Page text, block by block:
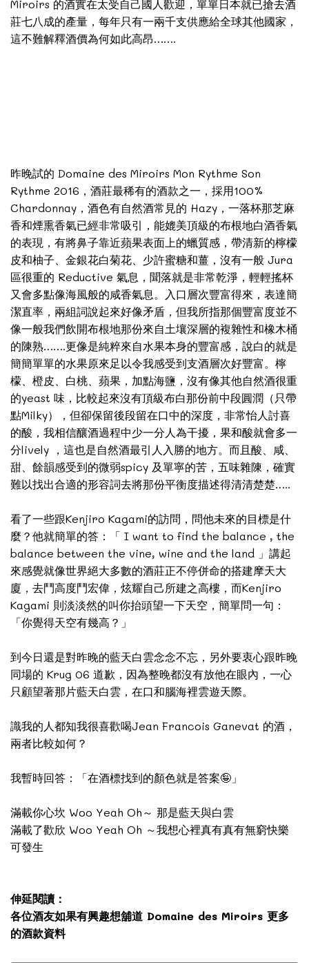
Miroirs 的酒實在太受自己國人歡迎，單單日本就已搶去酒
莊七八成的產量，每年只有一兩千支供應給全球其他國家，
這不難解釋酒價為何如此高昂…….
昨晚試的 Domaine des Miroirs Mon Rythme Son
Rythme 2016，酒莊最稀有的酒款之一，採用100%
Chardonnay，酒色有自然酒常見的 Hazy，一落杯那芝麻
香和煙熏香氣已經非常吸引，能媲美頂級的布根地白酒香氣
的表現，有將鼻子靠近蘋果表面上的蠟質感，帶清新的檸檬
皮和柚子、金銀花白菊花、少許蜜糖和薑，沒有一般 Jura
區很重的 Reductive 氣息，聞落就是非常乾淨，輕輕搖杯
又會多點像海風般的咸香氣息。入口層次豐富得來，表達簡
潔直率，兩組詞說起來好像矛盾，但我所指那個豐富度並不
像一般我們飲開布根地那份來自土壤深層的複雜性和橡木桶
的陳熟…….更像是純粹來自水果本身的豐富感，說白的就是
簡簡單單的水果原來足以令我感受到支酒層次好豐富。檸
檬、橙皮、白桃、蘋果，加點海鹽，沒有像其他自然酒很重
的yeast 味，比較起來沒有頂級布白那份前中段圓潤（只帶
點Milky），但卻保留後段留在口中的深度，非常怡人討喜
的酸，我相信釀酒過程中少一分人為干擾，果和酸就會多一
分lively ，這也是自然酒最引人入勝的地方。而且酸、咸、
甜、餘韻感受到的微弱spicy 及單寧的苦，五味雜陳，確實
難以找出合適的形容詞去將那份平衡度描述得清清楚楚…..
看了一些跟Kenjiro Kagami的訪問，問他未來的目標是什
麼？他就簡單的答：「 I want to find the balance , the
balance between the vine, wine and the land 」講起
來感覺就像世界絕大多數的酒莊正不停併命的搭建摩天大
廈，去鬥高度鬥宏偉，炫耀自己所建之高樓，而Kenjiro
Kagami 則淡淡然的叫你抬頭望一下天空，簡單問一句：
「你覺得天空有幾高？」
到今日還是對昨晚的藍天白雲念念不忘，另外要衷心跟昨晚
同場的 Krug 06 道歉，因為整晚都沒有放他在眼內，一心
只顧望著那片藍天白雲，在口和腦海裡雲遊天際。
識我的人都知我很喜歡喝Jean Francois Ganevat 的酒，
兩者比較如何？
我暫時回答：「在酒標找到的顏色就是答案🤪」
滿載你心坎 Woo Yeah Oh～ 那是藍天與白雲
滿載了歡欣 Woo Yeah Oh ～我想心裡真有真有無窮快樂
可發生
伸延閱讀：
各位酒友如果有興趣想舖道 Domaine des Miroirs 更多
的酒款資料